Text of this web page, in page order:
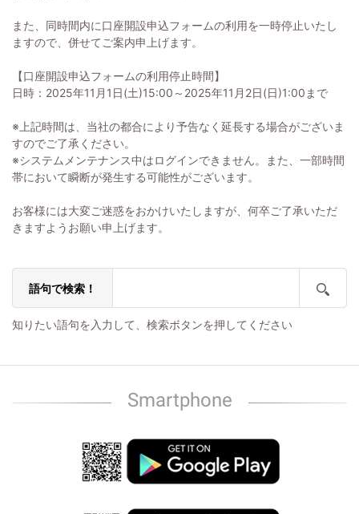
また、同時間内に口座開設申込フォームの利用を一時停止いたし
ますので、併せてご案内申上げます。
【口座開設申込フォームの利用停止時間】
日時：2025年11月1日(土)15:00～2025年11月2日(日)1:00まで
※上記時間は、当社の都合により予告なく延長する場合がございま
すのでご了承ください。
※システムメンテナンス中はログインできません。また、一部時間
帯において瞬断が発生する可能性がございます。
お客様には大変ご迷惑をおかけいたしますが、何卒ご了承いただ
きますようお願い申上げます。
語句で検索！
知りたい語句を入力して、検索ボタンを押してください
Smartphone